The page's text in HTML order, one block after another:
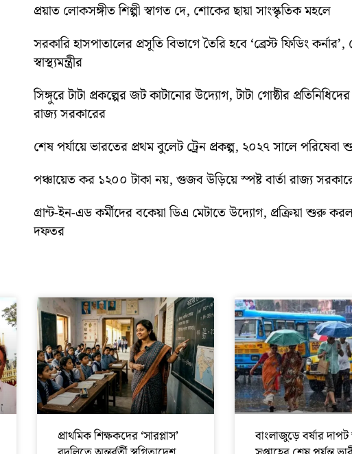
প্রয়াত লোকসঙ্গীত শিল্পী স্বাগত দে, শোকের ছায়া সাংস্কৃতিক মহলে
সরকারি হাসপাতালের প্রসূতি বিভাগে তৈরি হবে ‘ব্রেস্ট ফিডিং
স্বাস্থ্যমন্ত্রীর
সিঙ্গুরে টাটা প্রকল্পের জট কাটানোর উদ্যোগ, টাটা গোষ্ঠীর
রাজ্য সরকারের
শেষ পর্যায়ে ভারতের প্রথম বুলেট ট্রেন প্রকল্প, ২০২৭ সালে পরিষেবা
পঞ্চায়েত কর ১২০০ টাকা নয়, গুজব উড়িয়ে স্পষ্ট বার্তা রাজ্য
গ্রান্ট-ইন-এড কর্মীদের বকেয়া ডিএ মেটাতে উদ্যোগ, প্রক্রিয়া শুরু
দফতর
প্রাথমিক শিক্ষকদের ‘সারপ্লাস’
বাংলাজুড়ে বর্ষার